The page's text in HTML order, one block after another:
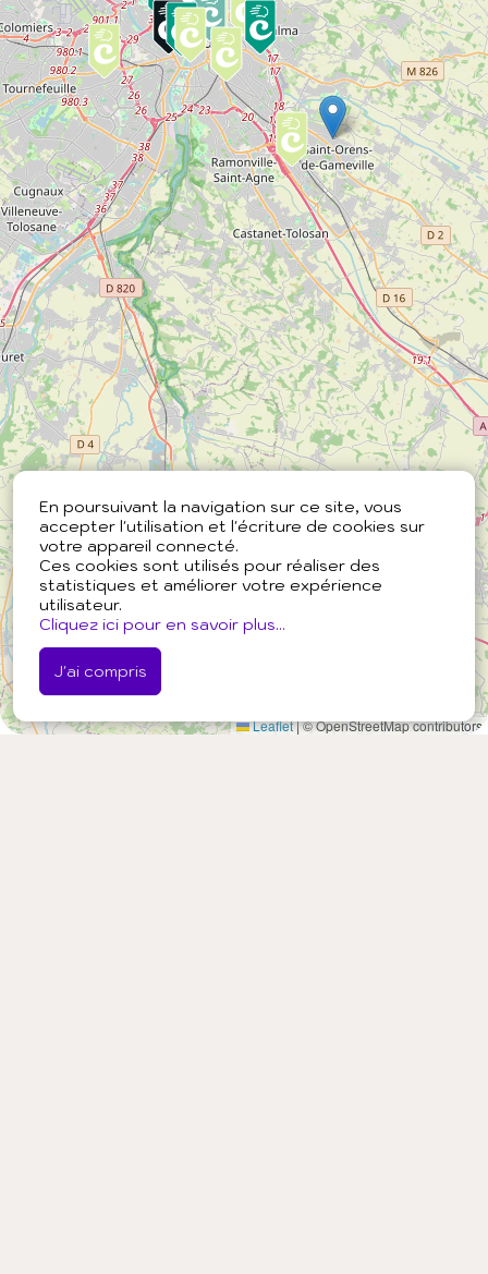
En poursuivant la navigation sur ce site, vous
accepter l'utilisation et l'écriture de cookies sur
votre appareil connecté.
Ces cookies sont utilisés pour réaliser des
statistiques et améliorer votre expérience
utilisateur.
Cliquez ici pour en savoir plus...
J'ai compris
Leaflet|© OpenStreetMap contributors